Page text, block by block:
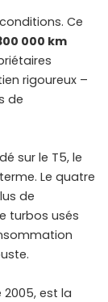
Ce
000 km
rigoureux –
de
sur le T5, le
Le quatre
de
turbos usés
est la